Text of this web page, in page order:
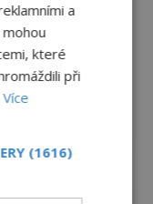
a
které
při
Více
(1616)